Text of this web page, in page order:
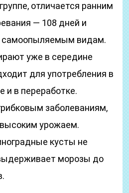
отличается ранним
— 108 дней и
самоопыляемым видам.
уже в середине
для употребления в
и в переработке.
заболеваниям,
урожаем.
кусты не
морозы до